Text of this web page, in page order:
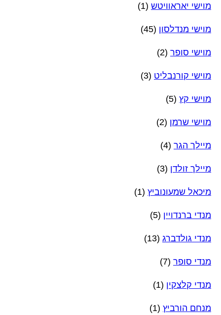
מוישי יאראוויטש (1)
מוישי מנדלסון (45)
מוישי סופר (2)
מוישי קורנבליט (3)
מוישי קץ (5)
מוישי שרמן (2)
מיילך הגר (4)
מיילך זולדן (3)
מיכאל שמעונוביץ (1)
מנדי ברנדויין (5)
מנדי גולדברג (13)
מנדי סופר (7)
מנדי קלצקין (1)
מנחם הורביץ (1)